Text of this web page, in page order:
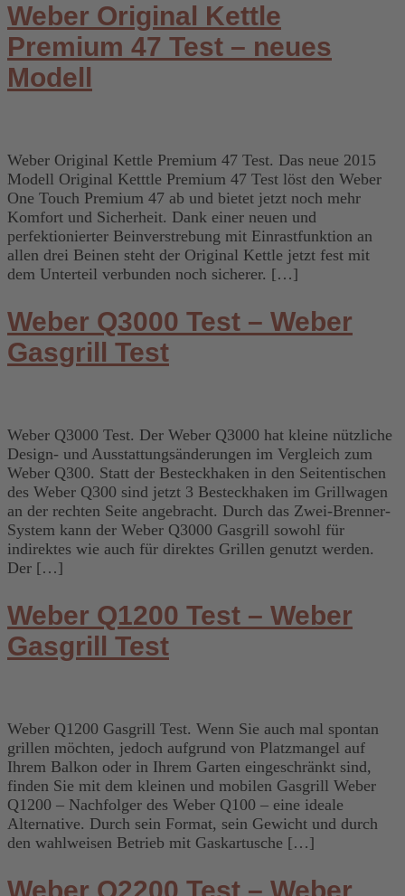
Weber Original Kettle
Premium 47 Test – neues
Modell
Weber Original Kettle Premium 47 Test. Das neue 2015
Modell Original Ketttle Premium 47 Test löst den Weber
One Touch Premium 47 ab und bietet jetzt noch mehr
Komfort und Sicherheit. Dank einer neuen und
perfektionierter Beinverstrebung mit Einrastfunktion an
allen drei Beinen steht der Original Kettle jetzt fest mit
dem Unterteil verbunden noch sicherer. […]
Weber Q3000 Test – Weber
Gasgrill Test
Weber Q3000 Test. Der Weber Q3000 hat kleine nützliche
Design- und Ausstattungsänderungen im Vergleich zum
Weber Q300. Statt der Besteckhaken in den Seitentischen
des Weber Q300 sind jetzt 3 Besteckhaken im Grillwagen
an der rechten Seite angebracht. Durch das Zwei-Brenner-
System kann der Weber Q3000 Gasgrill sowohl für
indirektes wie auch für direktes Grillen genutzt werden.
Der […]
Weber Q1200 Test – Weber
Gasgrill Test
Weber Q1200 Gasgrill Test. Wenn Sie auch mal spontan
grillen möchten, jedoch aufgrund von Platzmangel auf
Ihrem Balkon oder in Ihrem Garten eingeschränkt sind,
finden Sie mit dem kleinen und mobilen Gasgrill Weber
Q1200 – Nachfolger des Weber Q100 – eine ideale
Alternative. Durch sein Format, sein Gewicht und durch
den wahlweisen Betrieb mit Gaskartusche […]
Weber Q2200 Test – Weber